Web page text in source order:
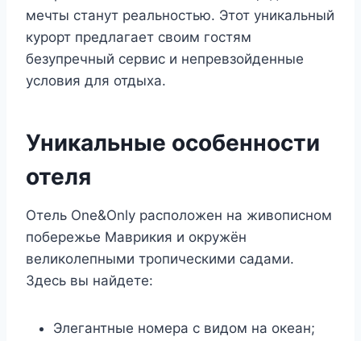
мечты станут реальностью. Этот уникальный
курорт предлагает своим гостям
безупречный сервис и непревзойденные
условия для отдыха.
Уникальные особенности
отеля
Отель One&Only расположен на живописном
побережье Маврикия и окружён
великолепными тропическими садами.
Здесь вы найдете:
Элегантные номера с видом на океан;